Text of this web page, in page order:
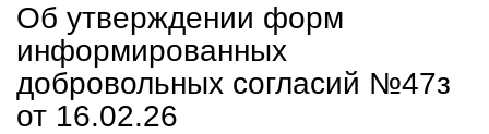
Об утверждении форм
информированных
добровольных согласий №47з
от 16.02.26